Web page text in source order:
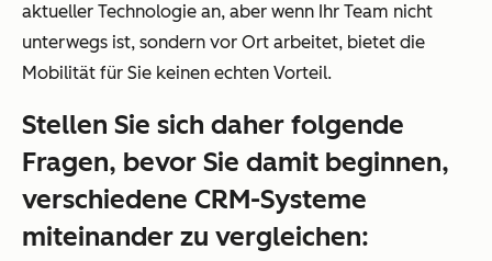
aktueller Technologie an, aber wenn Ihr Team nicht
unterwegs ist, sondern vor Ort arbeitet, bietet die
Mobilität für Sie keinen echten Vorteil.
Stellen Sie sich daher folgende
Fragen, bevor Sie damit beginnen,
verschiedene CRM-Systeme
miteinander zu vergleichen: